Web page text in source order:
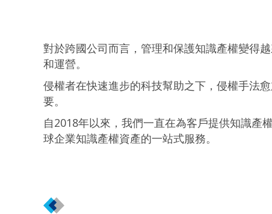
對於跨國公司而言，管理和保護知識產權變得
和運營。
侵權者在快速進步的科技幫助之下，侵權手法
要。
自2018年以來，我們一直在為客戶提供知識產
球企業知識產權資產的一站式服務。